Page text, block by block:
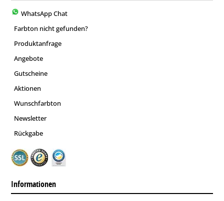
WhatsApp Chat
Farbton nicht gefunden?
Produktanfrage
Angebote
Gutscheine
Aktionen
Wunschfarbton
Newsletter
Rückgabe
Informationen